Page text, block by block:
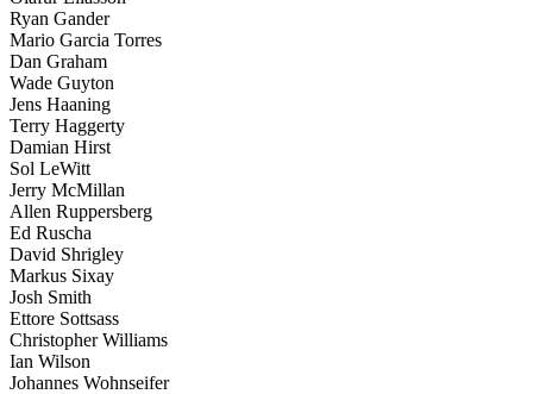
Ryan Gander
Mario Garcia Torres
Dan Graham
Wade Guyton
Jens Haaning
Terry Haggerty
Damian Hirst
Sol LeWitt
Jerry McMillan
Allen Ruppersberg
Ed Ruscha
David Shrigley
Markus Sixay
Josh Smith
Ettore Sottsass
Christopher Williams
Ian Wilson
Johannes Wohnseifer